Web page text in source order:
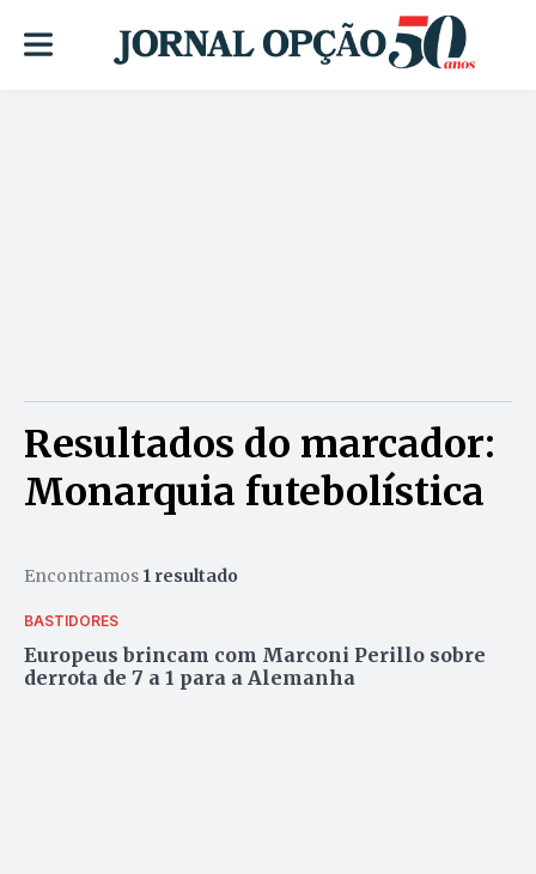
Resultados do marcador:
Monarquia futebolística
Encontramos 1 resultado
BASTIDORES
Europeus brincam com Marconi Perillo sobre
derrota de 7 a 1 para a Alemanha